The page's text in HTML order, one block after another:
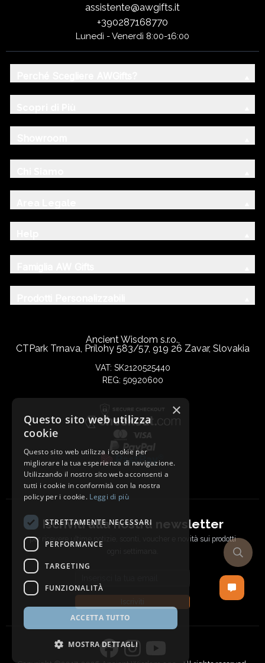
assistente@awgifts.it
+390287168770
Lunedì - Venerdì 8:00-16:00
Ancient Wisdom s.r.o.,
CTPark Trnava, Prílohy 583/57, 919 26 Zavar, Slovakia
VAT: SK2120525440
REG: 50920600
Iscriviti alla nostra newsletter
per ricevere ultime notizie, sconti, voucher e novità sui prodotti
×
Questo sito web utilizza
cookie
Questo sito web utilizza i cookie per
migliorare la tua esperienza di navigazione.
Utilizzando il nostro sito web acconsenti a
tutti i cookie in conformità con la nostra
policy per i cookie. Leggi di più
STRETTAMENTE NECESSARI
PERFORMANCE
TARGETING
FUNZIONALITÀ
ACCETTA TUTTO
MOSTRA DETTAGLI